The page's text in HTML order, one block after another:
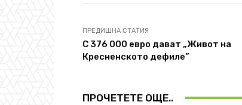
ПРЕДИШНА СТАТИЯ
С 376 000 евро дават „Живот на
Кресненското дефиле”
ПРОЧЕТЕТЕ ОЩЕ..